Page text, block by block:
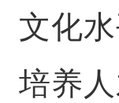
文化
培养